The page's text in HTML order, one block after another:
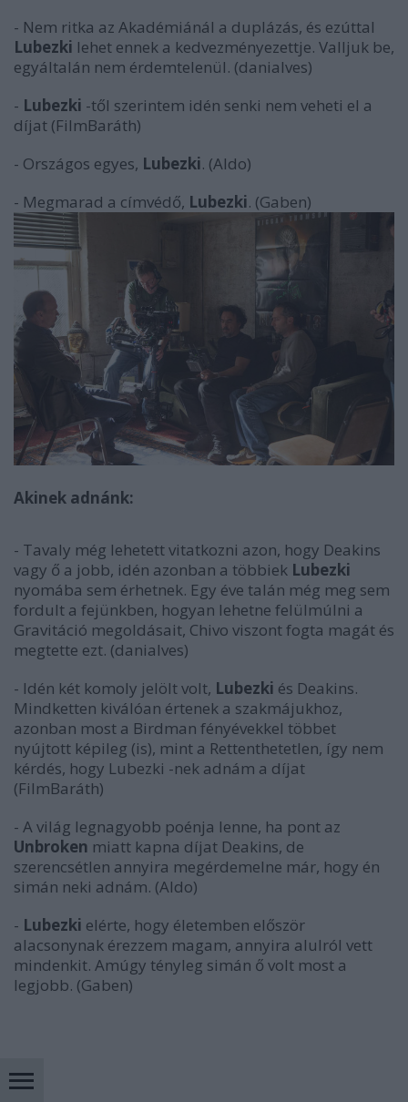
- Nem ritka az Akadémiánál a duplázás, és ezúttal
Lubezki lehet ennek a kedvezményezettje. Valljuk be,
egyáltalán nem érdemtelenül. (danialves)
- Lubezki -től szerintem idén senki nem veheti el a
díjat (FilmBaráth)
- Országos egyes, Lubezki. (Aldo)
- Megmarad a címvédő, Lubezki. (Gaben)
Akinek adnánk:
- Tavaly még lehetett vitatkozni azon, hogy Deakins
vagy ő a jobb, idén azonban a többiek Lubezki
nyomába sem érhetnek. Egy éve talán még meg sem
fordult a fejünkben, hogyan lehetne felülmúlni a
Gravitáció megoldásait, Chivo viszont fogta magát és
megtette ezt. (danialves)
- Idén két komoly jelölt volt, Lubezki és Deakins.
Mindketten kiválóan értenek a szakmájukhoz,
azonban most a Birdman fényévekkel többet
nyújtott képileg (is), mint a Rettenthetetlen, így nem
kérdés, hogy Lubezki -nek adnám a díjat
(FilmBaráth)
- A világ legnagyobb poénja lenne, ha pont az
Unbroken miatt kapna díjat Deakins, de
szerencsétlen annyira megérdemelne már, hogy én
simán neki adnám. (Aldo)
- Lubezki elérte, hogy életemben először
alacsonynak érezzem magam, annyira alulról vett
mindenkit. Amúgy tényleg simán ő volt most a
legjobb. (Gaben)